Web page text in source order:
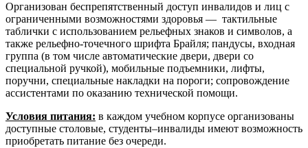
Организован беспрепятственный доступ инвалидов и лиц с
ограниченными возможностями здоровья — тактильные
таблички с использованием рельефных знаков и символов, а
также рельефно-точечного шрифта Брайля; пандусы, входная
группа (в том числе автоматические двери, двери со
специальной ручкой), мобильные подъемники, лифты,
поручни, специальные накладки на пороги; сопровождение
ассистентами по оказанию технической помощи.
Условия питания: в каждом учебном корпусе организованы
доступные столовые, студенты–инвалиды имеют возможность
приобретать питание без очереди.